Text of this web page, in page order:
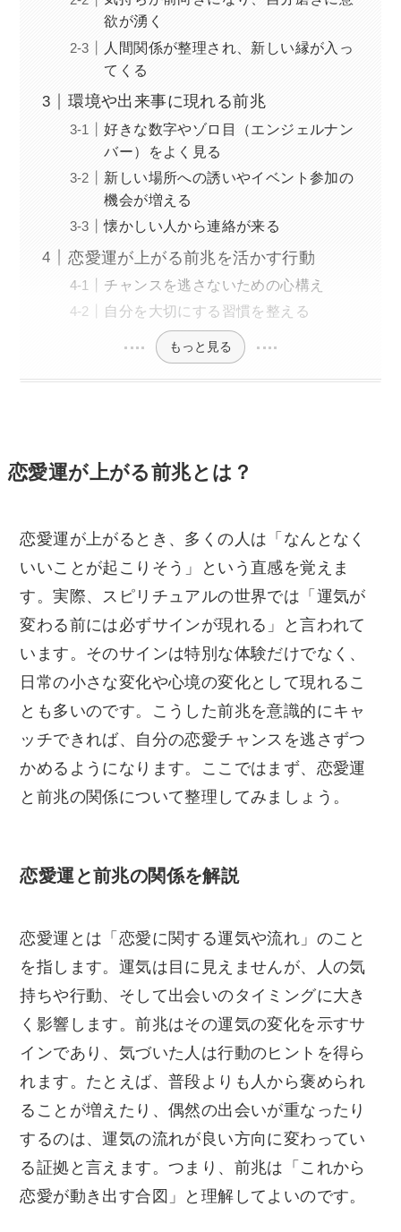
欲が湧く
人間関係が整理され、新しい縁が入っ
てくる
環境や出来事に現れる前兆
好きな数字やゾロ目（エンジェルナン
バー）をよく見る
新しい場所への誘いやイベント参加の
機会が増える
懐かしい人から連絡が来る
恋愛運が上がる前兆を活かす行動
チャンスを逃さないための心構え
自分を大切にする習慣を整える
もっと見る
恋愛運が上がる前兆とは？
恋愛運が上がるとき、多くの人は「なんとなく
いいことが起こりそう」という直感を覚えま
す。実際、スピリチュアルの世界では「運気が
変わる前には必ずサインが現れる」と言われて
います。そのサインは特別な体験だけでなく、
日常の小さな変化や心境の変化として現れるこ
とも多いのです。こうした前兆を意識的にキャ
ッチできれば、自分の恋愛チャンスを逃さずつ
かめるようになります。ここではまず、恋愛運
と前兆の関係について整理してみましょう。
恋愛運と前兆の関係を解説
恋愛運とは「恋愛に関する運気や流れ」のこと
を指します。運気は目に見えませんが、人の気
持ちや行動、そして出会いのタイミングに大き
く影響します。前兆はその運気の変化を示すサ
インであり、気づいた人は行動のヒントを得ら
れます。たとえば、普段よりも人から褒められ
ることが増えたり、偶然の出会いが重なったり
するのは、運気の流れが良い方向に変わってい
る証拠と言えます。つまり、前兆は「これから
恋愛が動き出す合図」と理解してよいのです。